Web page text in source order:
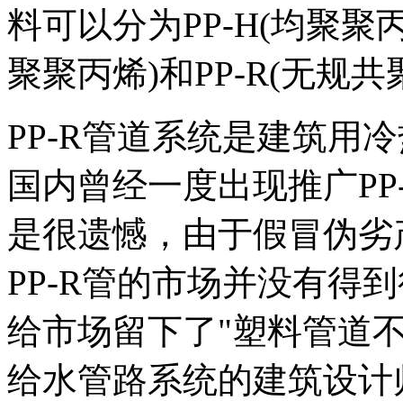
料可以分为PP-H(均聚聚
聚聚丙烯)和PP-R(无规
PP-R管道系统是建筑用
国内曾经一度出现推广
是很遗憾，由于假冒伪
PP-R管的市场并没有得
给市场留下了"塑料管道
给水管路系统的建筑设